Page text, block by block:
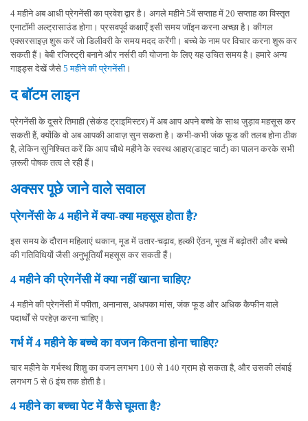
4 महीने अब आधी प्रेगनेंसी का प्रवेश द्वार है। अगले महीने 5वें सप्ताह में 20 सप्ताह का विस्तृत
एनाटॉमी अल्ट्रासाउंड होगा। प्रसवपूर्व कक्षाएँ इसी समय जॉइन करना अच्छा है। कीगल
एक्सरसाइज़ शुरू करें जो डिलीवरी के समय मदद करेंगी। बच्चे के नाम पर विचार करना शुरू कर
सकती हैं। बेबी रजिस्ट्री बनाने और नर्सरी की योजना के लिए यह उचित समय है। हमारे अन्य
गाइड्स देखें जैसे 5 महीने की प्रेगनेंसी ।
द बॉटम लाइन
प्रेगनेंसी के दूसरे तिमाही (सेकंड ट्राइमिस्टर) में अब आप अपने बच्चे के साथ जुड़ाव महसूस कर
सकती हैं, क्योंकि वो अब आपकी आवाज़ सुन सकता है। कभी-कभी जंक फ़ूड की तलब होना ठीक
है, लेकिन सुनिश्चित करें कि आप चौथे महीने के स्वस्थ आहार(डाइट चार्ट) का पालन करके सभी
ज़रूरी पोषक तत्व ले रही हैं।
अक्सर पूछे जाने वाले सवाल
प्रेगनेंसी के 4 महीने में क्या-क्या महसूस होता है?
इस समय के दौरान महिलाएं थकान, मूड में उतार-चढ़ाव, हल्की ऐंठन, भूख में बढ़ोतरी और बच्चे
की गतिविधियों जैसी अनुभूतियाँ महसूस कर सकती हैं।
4 महीने की प्रेगनेंसी में क्या नहीं खाना चाहिए?
4 महीने की प्रेगनेंसी में पपीता, अनानास, अधपका मांस, जंक फूड और अधिक कैफीन वाले
पदार्थों से परहेज़ करना चाहिए।
गर्भ में 4 महीने के बच्चे का वजन कितना होना चाहिए?
चार महीने के गर्भस्थ शिशु का वजन लगभग 100 से 140 ग्राम हो सकता है, और उसकी लंबाई
लगभग 5 से 6 इंच तक होती है।
4 महीने का बच्चा पेट में कैसे घूमता है?